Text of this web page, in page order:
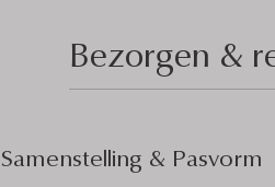
Bezorgen &
Samenstelling & Pasvorm